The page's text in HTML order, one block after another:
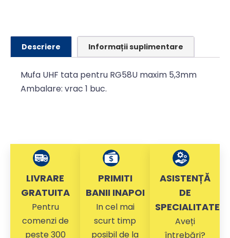
Descriere Informații suplimentare
Mufa UHF tata pentru RG58U maxim 5,3mm
Ambalare: vrac 1 buc.
LIVRARE
GRATUITA
Pentru
comenzi de
peste 300
PRIMITI
BANII INAPOI
In cel mai
scurt timp
posibil de la
ASISTENȚĂ
DE
SPECIALITATE
Aveți
întrebări?